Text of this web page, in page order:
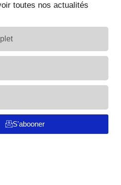
toutes nos actualités
S'abooner